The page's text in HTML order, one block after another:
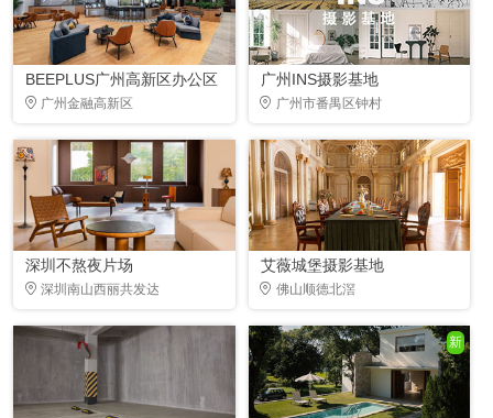
BEEPLUS广州高新区办公区
广州金融高新区
广州INS摄影基地
广州市番禺区钟村
深圳不熬夜片场
深圳南山西丽共发达
艾薇城堡摄影基地
佛山顺德北滘
新